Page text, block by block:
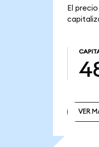
El
VER